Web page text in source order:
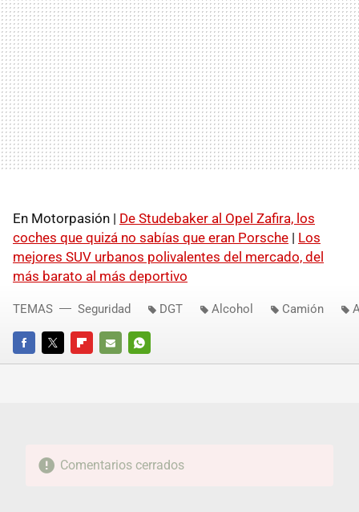
En Motorpasión | De Studebaker al Opel Zafira, los
coches que quizá no sabías que eran Porsche | Los
mejores SUV urbanos polivalentes del mercado, del
más barato al más deportivo
FACEBOOKTWITTERFLIPBOARD
E-
WHATSAPP
TEMAS Seguridad DGT Alcohol Camión
Comentarios cerrados